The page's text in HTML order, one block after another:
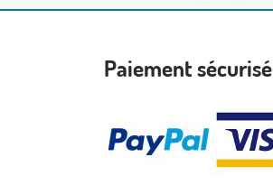
Paiement sécurisé